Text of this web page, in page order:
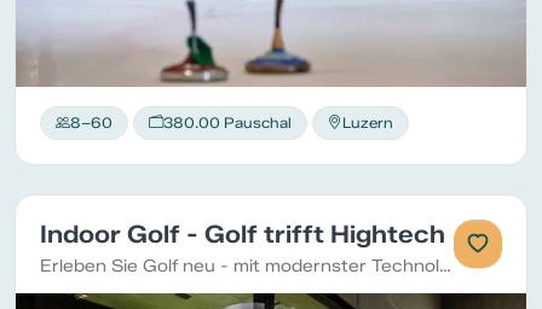
8–60 380.00 Pauschal Luzern
Indoor Golf - Golf trifft Hightech
Erleben Sie Golf neu - mit modernster Technologie! In der Gruppe entdecken Sie das schweizweit grösste Indoor Training Center und geniessen ein Golferlebnis auf einem neuen Level.